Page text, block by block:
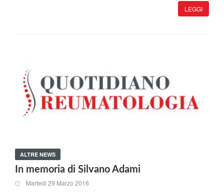
LEGGI
ALTRE NEWS
In memoria di Silvano Adami
Martedi 29 Marzo 2016